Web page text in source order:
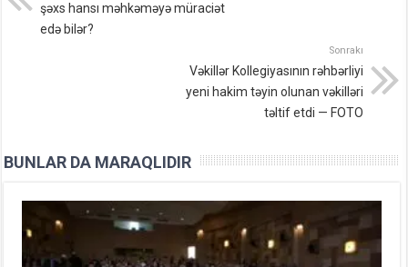
şəxs hansı məhkəməyə müraciət
edə bilər?
Sonrakı
Vəkillər Kollegiyasının rəhbərliyi
yeni hakim təyin olunan vəkilləri
təltif etdi — FOTO
BUNLAR DA MARAQLIDIR